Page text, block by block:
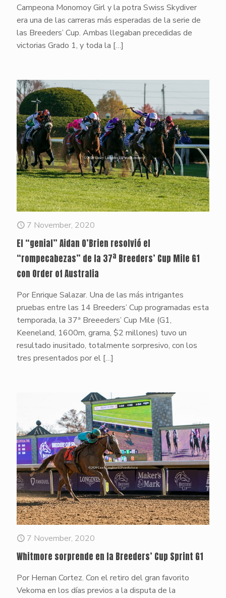
Campeona Monomoy Girl y la potra Swiss Skydiver
era una de las carreras más esperadas de la serie de
las Breeders’ Cup. Ambas llegaban precedidas de
victorias Grado 1, y toda la […]
7 November, 2020
El “genial” Aidan O’Brien resolvió el
“rompecabezas” de la 37ª Breeders’ Cup Mile G1
con Order of Australia
Por Enrique Salazar. Una de las más intrigantes
pruebas entre las 14 Breeders’ Cup programadas esta
temporada, la 37ª Breeeders’ Cup Mile (G1,
Keeneland, 1600m, grama, $2 millones) tuvo un
resultado inusitado, totalmente sorpresivo, con los
tres presentados por el […]
7 November, 2020
Whitmore sorprende en la Breeders’ Cup Sprint G1
Por Hernan Cortez. Con el retiro del gran favorito
Vekoma en los días previos a la disputa de la